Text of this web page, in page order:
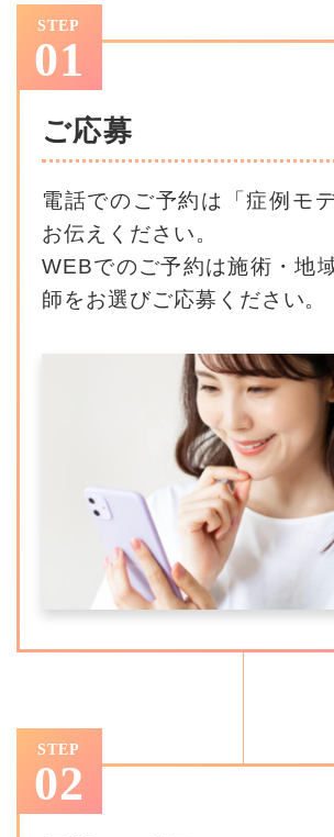
STEP
01
ご応募
電話でのご予約は「症例モ
お伝えください。
WEBでのご予約は施術・地
師をお選びご応募ください。
STEP
02